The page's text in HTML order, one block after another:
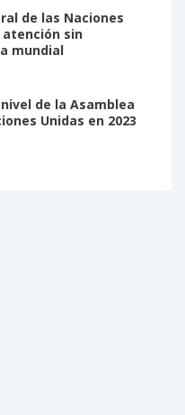
de las Naciones
sin
mundial
de la Asamblea
Unidas en 2023